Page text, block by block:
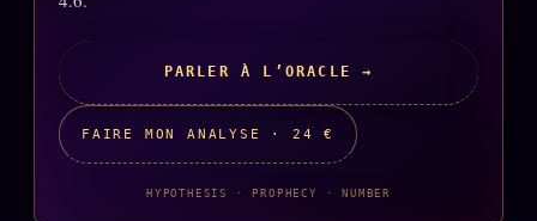
Corrections · Erratum
Mentions légales
llms.txt
PARLER À L’ORACLE →
FAIRE MON ANALYSE · 24 €
HYPOTHESIS · PROPHECY · NUMBER